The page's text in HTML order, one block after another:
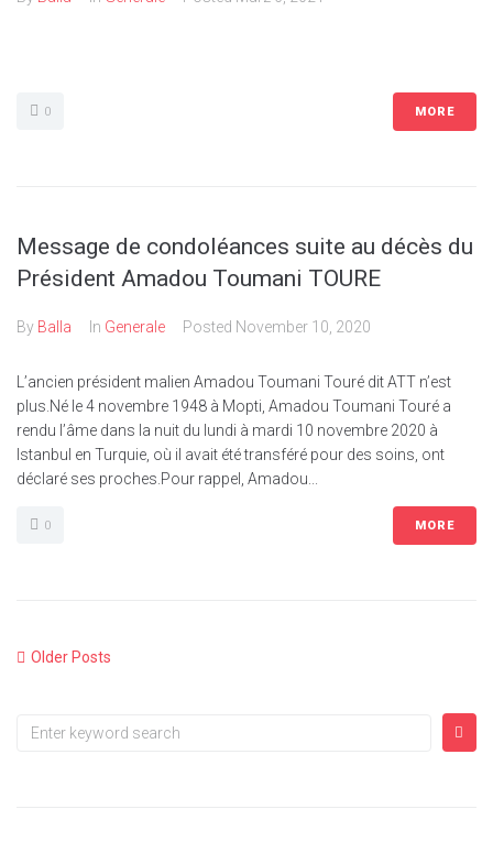
0 MORE
Message de condoléances suite au décès du
Président Amadou Toumani TOURE
By Balla In Generale Posted November 10, 2020
L’ancien président malien Amadou Toumani Touré dit ATT n’est
plus.Né le 4 novembre 1948 à Mopti, Amadou Toumani Touré a
rendu l’âme dans la nuit du lundi à mardi 10 novembre 2020 à
Istanbul en Turquie, où il avait été transféré pour des soins, ont
déclaré ses proches.Pour rappel, Amadou...
0 MORE
Older Posts